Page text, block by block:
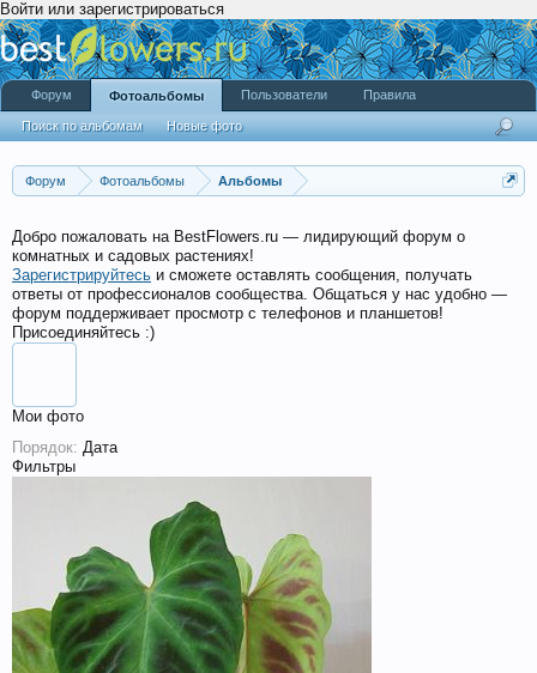
Войти или зарегистрироваться
Форум Фотоальбомы Альбомы
Добро пожаловать на BestFlowers.ru — лидирующий форум о
комнатных и садовых растениях!
Зарегистрируйтесь и сможете оставлять сообщения, получать
ответы от профессионалов сообщества. Общаться у нас удобно —
форум поддерживает просмотр с телефонов и планшетов!
Присоединяйтесь :)
Мои фото
Порядок: Дата
Фильтры
Форум Фотоальбомы
Поиск по альбомам Новые фото
Пользователи Правила